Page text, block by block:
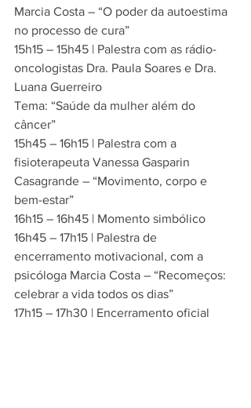
Marcia Costa – “O poder da autoestima
no processo de cura”
15h15 – 15h45 | Palestra com as rádio-
oncologistas Dra. Paula Soares e Dra.
Luana Guerreiro
Tema: “Saúde da mulher além do
câncer”
15h45 – 16h15 | Palestra com a
fisioterapeuta Vanessa Gasparin
Casagrande – “Movimento, corpo e
bem-estar”
16h15 – 16h45 | Momento simbólico
16h45 – 17h15 | Palestra de
encerramento motivacional, com a
psicóloga Marcia Costa – “Recomeços:
celebrar a vida todos os dias”
17h15 – 17h30 | Encerramento oficial